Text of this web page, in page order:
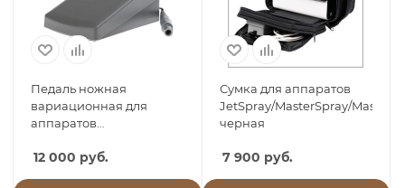
Педаль ножная
вариационная для
аппаратов
12 000 руб.
Сумка для аппаратов
JetSpray/MasterSpray/
черная
7 900 руб.